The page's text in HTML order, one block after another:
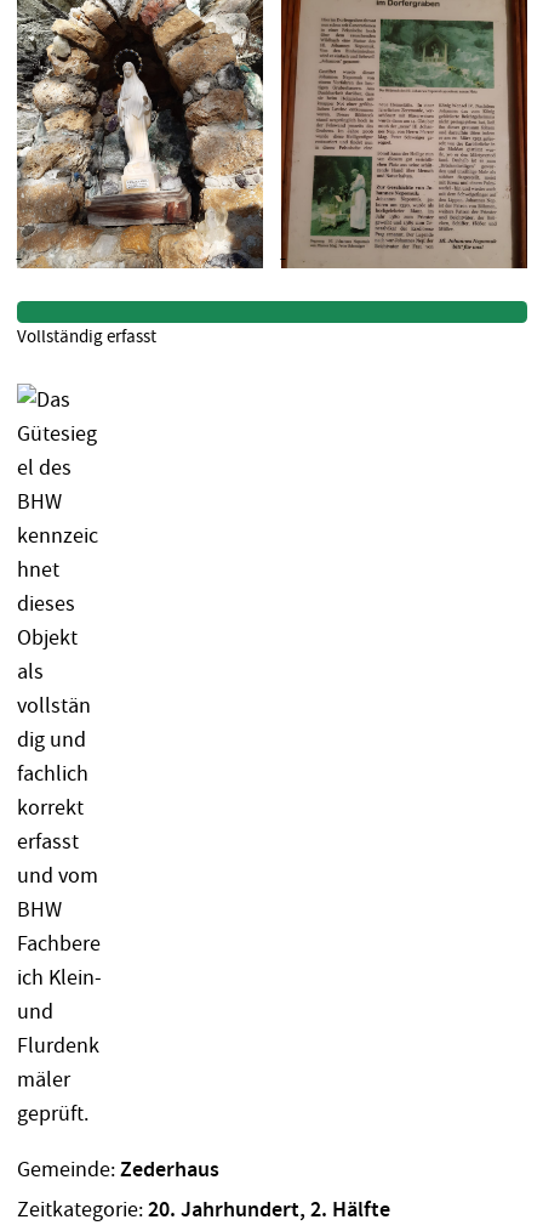
Gemeinde:Zederhaus
Zeitkategorie:20. Jahrhundert, 2. Hälfte
Vollständig erfasst